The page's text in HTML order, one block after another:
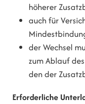
höherer
auch für
der Wechsel
zum Ablauf
den der
Erforderliche